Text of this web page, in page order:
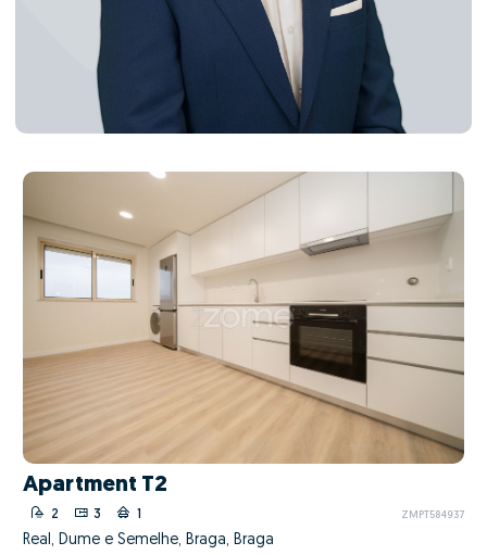
Apartment T2
2 3 1 ZMPT584937
Real, Dume e Semelhe, Braga, Braga